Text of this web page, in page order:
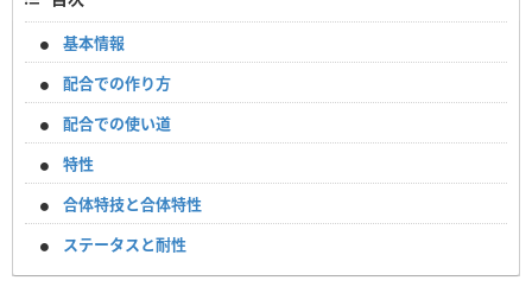
基本情報
配合での作り方
配合での使い道
特性
合体特技と合体特性
ステータスと耐性